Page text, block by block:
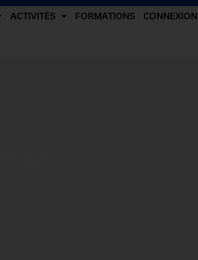
ACTIVITÉS FORMATIONS CONNEXION